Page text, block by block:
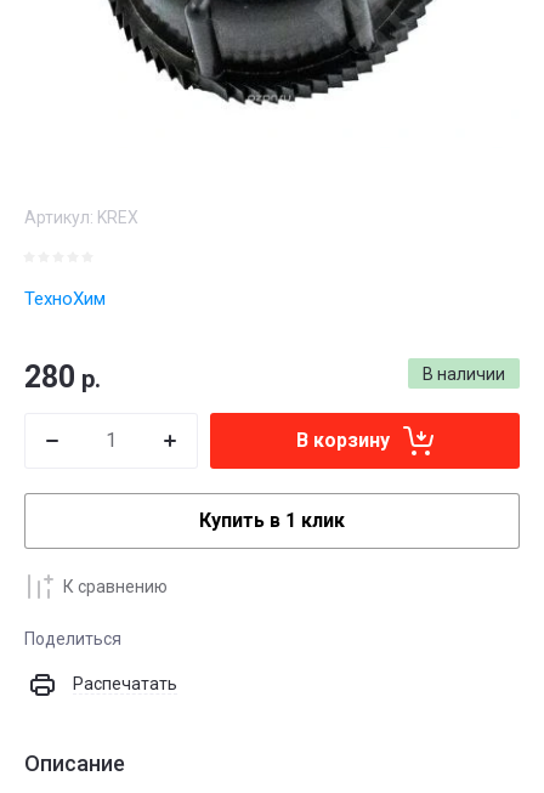
Артикул: KREX
ТехноХим
В наличии
280 р.
В корзину
Купить в 1 клик
К сравнению
Поделиться
Распечатать
Описание